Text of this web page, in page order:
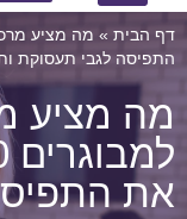
דף הבית »
התפיסה לגבי תעסוקת
מה מציע
את